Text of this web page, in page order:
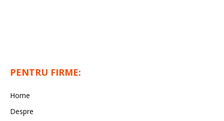
PENTRU FIRME:
Home
Despre